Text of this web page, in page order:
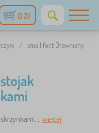
0 Zł
/
small foot Drewniany
.. więcej